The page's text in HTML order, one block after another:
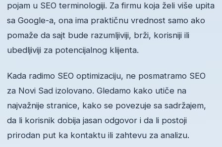
pojam u SEO terminologiji. Za firmu koja želi više upita
sa Google-a, ona ima praktičnu vrednost samo ako
pomaže da sajt bude razumljiviji, brži, korisniji ili
ubedljiviji za potencijalnog klijenta.
Kada radimo SEO optimizaciju, ne posmatramo SEO
za Novi Sad izolovano. Gledamo kako utiče na
najvažnije stranice, kako se povezuje sa sadržajem,
da li korisnik dobija jasan odgovor i da li postoji
prirodan put ka kontaktu ili zahtevu za analizu.